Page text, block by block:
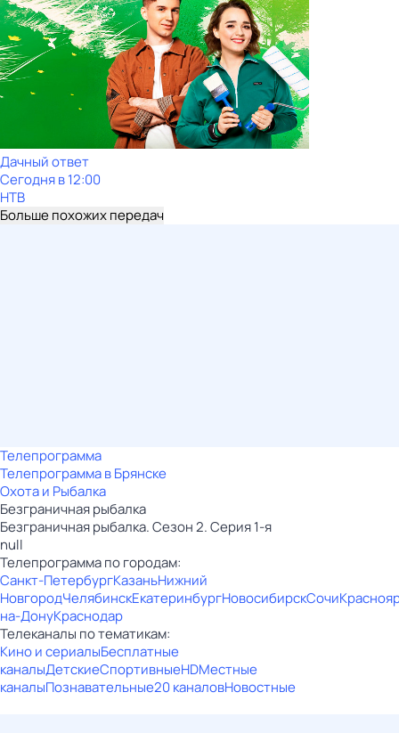
Дачный ответ
Сегодня в 12:00
НТВ
Больше похожих передач
Телепрограмма
Телепрограмма в Брянске
Охота и Рыбалка
Безгрaничнaя pыбалка
Безгрaничнaя pыбалка. Сезон 2. Серия 1-я
null
Телепрограмма по городам:
Санкт-ПетербургКазаньНижний
НовгородЧелябинскЕкатеринбургНовосибирскСочи
на-ДонуКраснодар
Телеканалы по тематикам:
Кино и сериалыБесплатные
каналыДетскиеСпортивныеHDМестные
каналыПознавательные20 каналовНовостные